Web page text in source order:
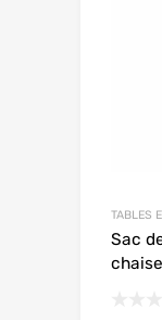
TABLES
Sac